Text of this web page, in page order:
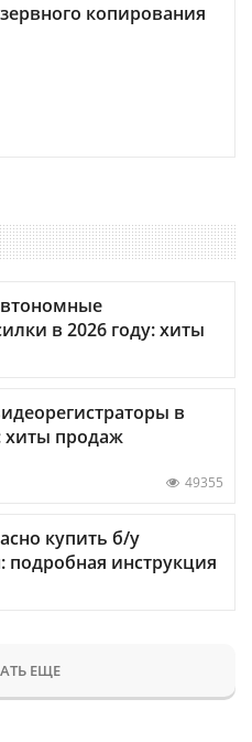
копирования
в 2026 году: хиты
в
хиты продаж
49355
купить б/у
подробная инструкция
ЕЩЕ